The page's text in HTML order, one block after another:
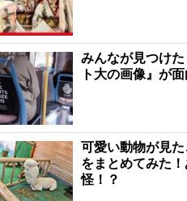
みんなが見つけ
ト大の画像』が
可愛い動物が見
をまとめてみた
怪！？